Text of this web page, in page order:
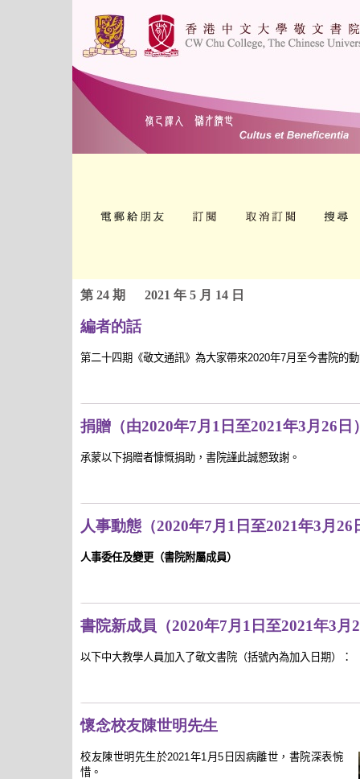
第 24 期 2021 年 5 月 14 日
編者的話
第二十四期《敬文通訊》為大家帶來2020年7月至今書院的
捐贈（由2020年7月1日至2021年3月26日
承蒙以下捐贈者慷慨捐助，書院謹此誠懇致謝。
人事動態（2020年7月1日至2021年3月26
人事委任及變更（書院附屬成員）
書院新成員（2020年7月1日至2021年3月
以下中大教學人員加入了敬文書院（括號內為加入日期）：
懷念校友陳世明先生
校友陳世明先生於2021年1月5日因病離世，書院深表惋
惜。